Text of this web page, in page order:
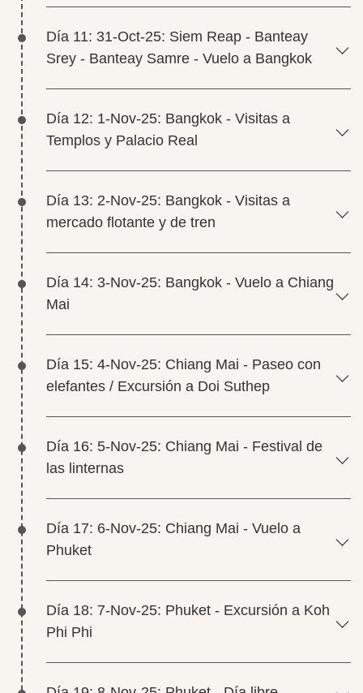
Día 11: 31-Oct-25: Siem Reap - Banteay
Srey - Banteay Samre - Vuelo a Bangkok
Día 12: 1-Nov-25: Bangkok - Visitas a
Templos y Palacio Real
Día 13: 2-Nov-25: Bangkok - Visitas a
mercado flotante y de tren
Día 14: 3-Nov-25: Bangkok - Vuelo a Chiang
Mai
Día 15: 4-Nov-25: Chiang Mai - Paseo con
elefantes / Excursión a Doi Suthep
Día 16: 5-Nov-25: Chiang Mai - Festival de
las linternas
Día 17: 6-Nov-25: Chiang Mai - Vuelo a
Phuket
Día 18: 7-Nov-25: Phuket - Excursión a Koh
Phi Phi